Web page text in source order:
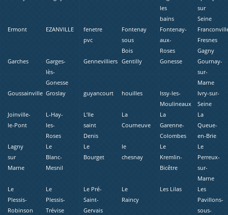
les
bains
sur
Seine
Ermont
EZANVILLE
fenetre
pvc
Fontenay
sous
Bois
Fontenay-
aux-
Roses
Fresnes
Gagny
Garches
Garges-
lès-
Gonesse
Gennevilliers Gentilly Gonesse
Gournay-
sur-
Marne
Goussainville Groslay guyancourt houilles
Issy-les-
Moulineaux
Ivry-sur-
Seine
Joinville-
le-Pont
L-Hay-
les-
Roses
L’Ile
saint
Denis
La
Courneuve
La
Garenne-
Colombes
La
Queue-
en-Brie
Lagny
sur
Marne
Le
Blanc-
Mesnil
Le
Bourget
le
chesnay
Le
Kremlin-
Bicêtre
Le
Perreux-
sur-
Marne
Le
Plessis-
Robinson
Le
Plessis-
Trévise
Le Pré-
Saint-
Gervais
Le
Raincy
Les Lilas
Les
Pavillons-
sous-